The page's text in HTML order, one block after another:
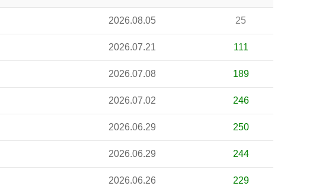
2026.08.05 25
2026.07.21 111
2026.07.08 189
2026.07.02 246
2026.06.29 250
2026.06.29 244
2026.06.26 229